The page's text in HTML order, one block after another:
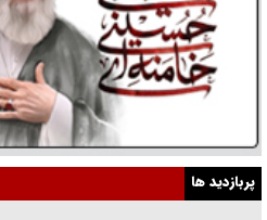
پربازدید ها